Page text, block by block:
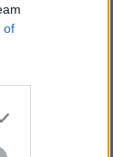
of